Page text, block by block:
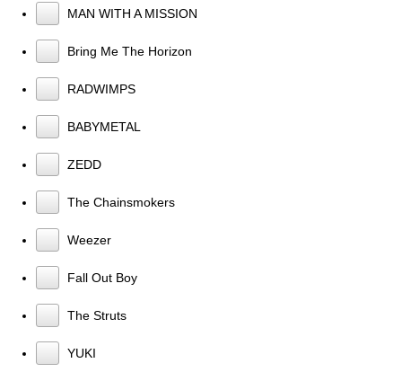
MAN WITH A MISSION
Bring Me The Horizon
RADWIMPS
BABYMETAL
ZEDD
The Chainsmokers
Weezer
Fall Out Boy
The Struts
YUKI